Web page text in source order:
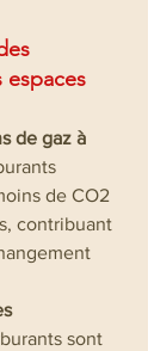
espaces
de gaz à
de CO2
contribuant
sont